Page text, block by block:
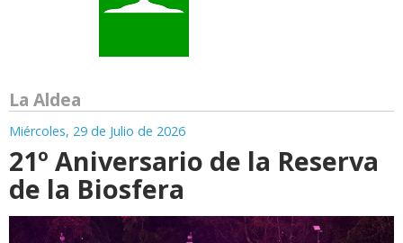
La Aldea
Miércoles, 29 de Julio de 2026
21º Aniversario de la Reserva
de la Biosfera